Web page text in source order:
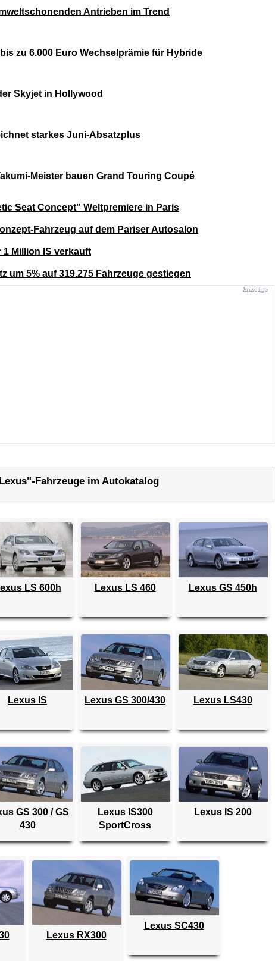
Antrieben im Trend
zu 6.000 Euro Wechselprämie für Hybride
Skyjet in Hollywood
starkes Juni-Absatzplus
Meister bauen Grand Touring Coupé
Seat Concept" Weltpremiere in Paris
Fahrzeug auf dem Pariser Autosalon
1 Million IS verkauft
um 5% auf 319.275 Fahrzeuge gestiegen
Fahrzeuge im Autokatalog
LS 600h Lexus LS 460 Lexus GS 450h
Lexus IS Lexus GS 300/430 Lexus LS430
GS 300 / GS
430
Lexus IS300
SportCross
Lexus IS 200
Lexus RX300
Lexus SC430